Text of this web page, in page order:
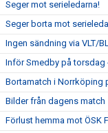
Seger mot serieledarna!
Seger borta mot
Ingen sändning via VLT/
Inför Smedby på torsdag
Bortamatch i Norrköping
Bilder från dagens match
Förlust hemma mot ÖSK